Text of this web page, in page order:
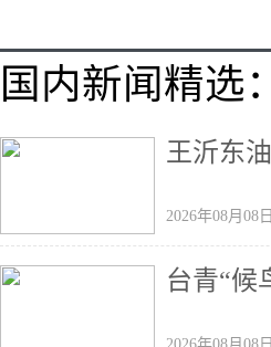
国内新闻精选：
王沂东
2026年08月08
台青“候